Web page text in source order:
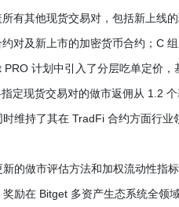
有其他现货交易对，包括新上线
对及新上市的加密货币合约；C
计划中引入了分层吃单定价
定现货交易对的做市返佣从 1.2
维持了其在 TradFi 合约方面行
的做市评估方法和加权流动性指
励在 Bitget 多资产生态系统全领